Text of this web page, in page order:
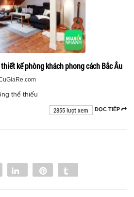
kế phòng khách phong cách Bắc Âu
thể thiếu
ĐỌC TIẾP
2855 lượt xem
Tweet Share